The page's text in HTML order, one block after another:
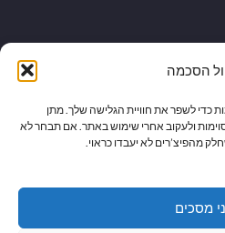
הסכמה
כדי לשפר את חוויית הגלישה שלך. מתן
ולעקוב אחרי שימוש באתר. אם תבחר לא
מהפיצ’רים לא יעבדו כראוי.
מסכים